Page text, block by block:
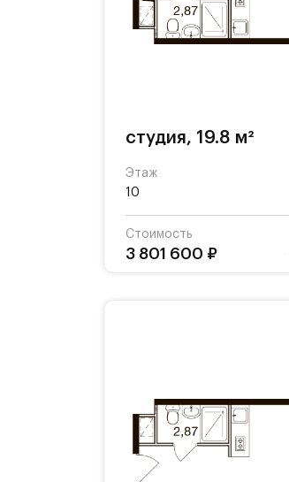
студия, 19.8 м²
Этаж
10
Стоимость
3 801 600 ₽